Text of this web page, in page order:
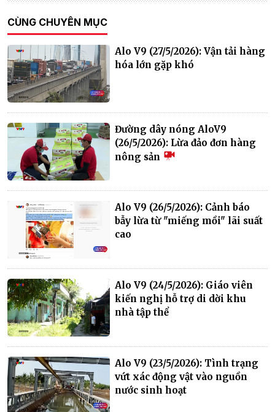
CÙNG CHUYÊN MỤC
Alo V9 (27/5/2026): Vận tải hàng
hóa lớn gặp khó
Đường dây nóng AloV9
(26/5/2026): Lừa đảo đơn hàng
nông sản
Alo V9 (26/5/2026): Cảnh báo
bẫy lừa từ "miếng mồi" lãi suất
cao
Alo V9 (24/5/2026): Giáo viên
kiến nghị hỗ trợ di dời khu
nhà tập thể
Alo V9 (23/5/2026): Tình trạng
vứt xác động vật vào nguồn
nước sinh hoạt